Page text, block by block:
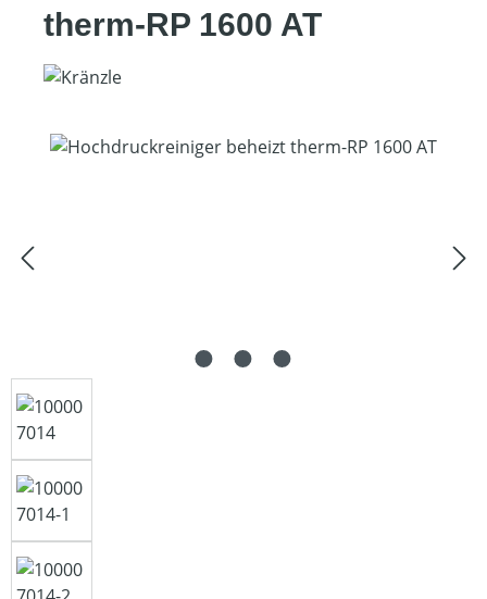
therm-RP 1600 AT
Bildergalerie überspringen